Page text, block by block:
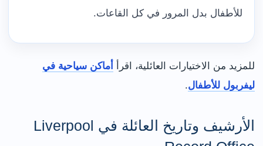
للأطفال بدل المرور في كل القاعات.
للمزيد من الاختيارات العائلية، اقرأ
أماكن سياحية في
ليفربول للأطفال.
الأرشيف وتاريخ العائلة في Liverpool